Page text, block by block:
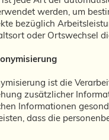
werden, um
bezüglich
oder Ortswechsel
ist die
zusätzlicher
Informationen
dass die